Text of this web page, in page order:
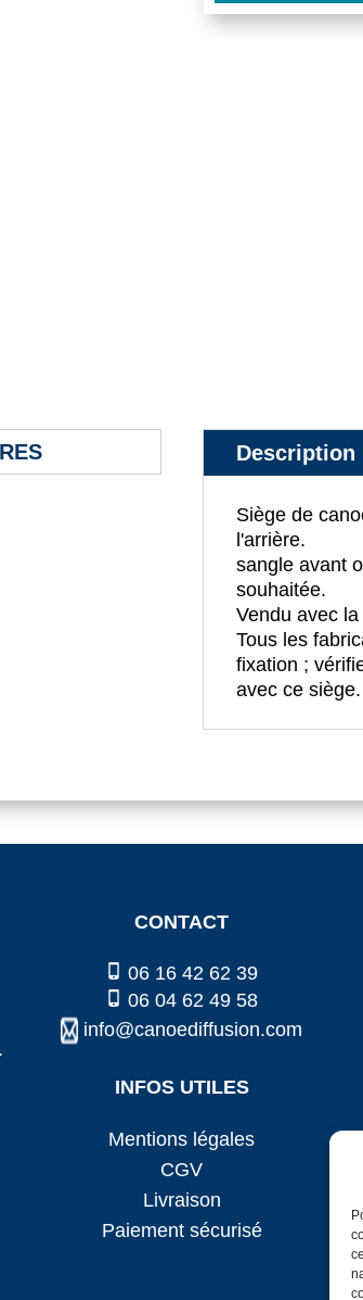
canoe
Description
Siège de
l'arrière.
sangle avant
souhaitée.
Vendu avec
Tous les
fixation ;
avec ce siège.
CONTACT
06 16 42 62 39
06 04 62 49 58
info@canoediffusion.com
INFOS UTILES
Mentions légales
CGV
Livraison
Paiement sécurisé